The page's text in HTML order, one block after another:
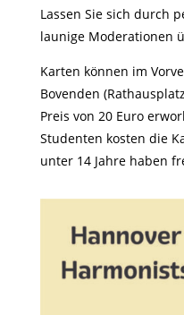
Lassen Sie sich durch
launige Moderationen
Karten können im
Bovenden
Preis von 20 Euro
Studenten kosten die
unter 14 Jahre haben